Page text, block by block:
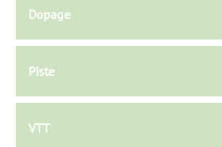
Dopage
Piste
VTT